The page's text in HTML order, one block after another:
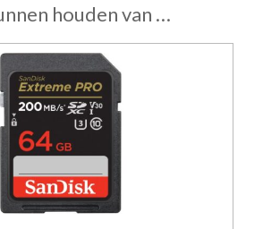
houden van …